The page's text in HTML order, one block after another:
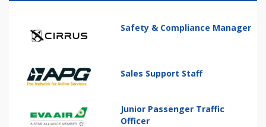
Safety & Compliance Manager
Sales Support Staff
Junior Passenger Traffic
Officer